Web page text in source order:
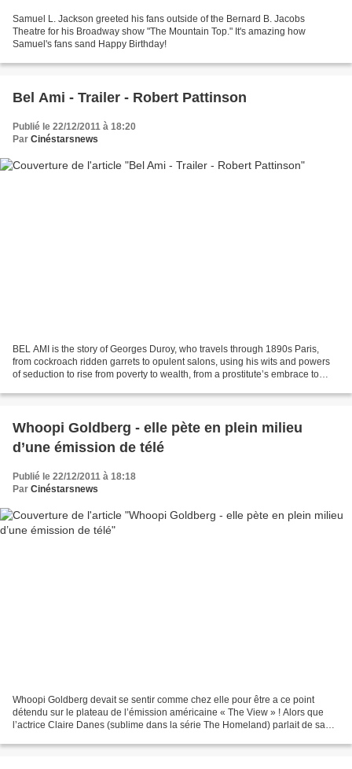
Samuel L. Jackson greeted his fans outside of the Bernard B. Jacobs
Theatre for his Broadway show "The Mountain Top." It's amazing how
Samuel's fans sand Happy Birthday!
Bel Ami - Trailer - Robert Pattinson
Publié le 22/12/2011 à 18:20
Par Cinéstarsnews
BEL AMI is the story of Georges Duroy, who travels through 1890s Paris,
from cockroach ridden garrets to opulent salons, using his wits and powers
of seduction to rise from poverty to wealth, from a prostitute’s embrace to
Whoopi Goldberg - elle pète en plein milieu
d’une émission de télé
Publié le 22/12/2011 à 18:18
Par Cinéstarsnews
Whoopi Goldberg devait se sentir comme chez elle pour être a ce point
détendu sur le plateau de l’émission américaine « The View » ! Alors que
l’actrice Claire Danes (sublime dans la série The Homeland) parlait de sa